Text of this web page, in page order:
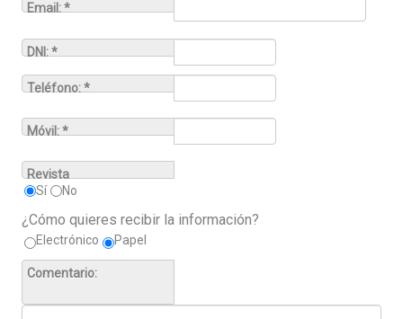
Email: *
DNI: *
Teléfono: *
Móvil: *
Revista
Sí
No
¿Cómo quieres recibir la información?
Electrónico Papel
Comentario: